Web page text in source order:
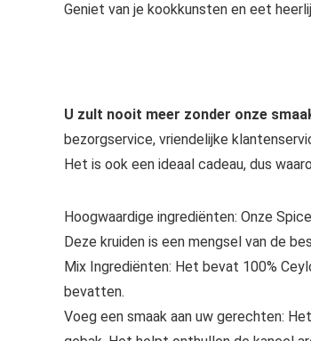
Geniet van je kookkunsten en eet
U zult nooit meer zonder onze
bezorgservice, vriendelijke
Het is ook een ideaal cadeau, dus
Hoogwaardige ingrediënten: Onze
Deze kruiden is een mengsel van de
Mix Ingrediënten: Het bevat 100%
bevatten.
Voeg een smaak aan uw gerechten: